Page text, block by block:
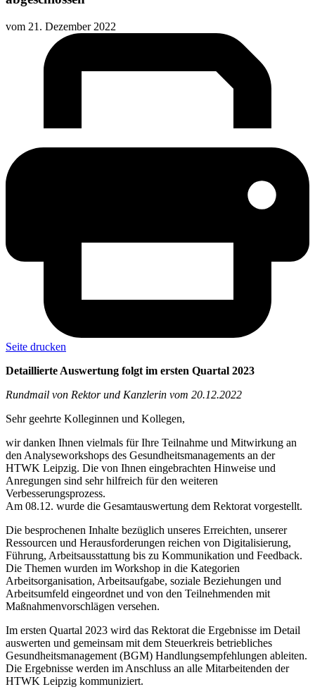
vom 21. Dezember 2022
Seite drucken
Detaillierte Auswertung folgt im ersten Quartal 2023
Rundmail von Rektor und Kanzlerin vom 20.12.2022
Sehr geehrte Kolleginnen und Kollegen,
wir danken Ihnen vielmals für Ihre Teilnahme und Mitwirkung an
den Analyseworkshops des Gesundheitsmanagements an der
HTWK Leipzig. Die von Ihnen eingebrachten Hinweise und
Anregungen sind sehr hilfreich für den weiteren
Verbesserungsprozess.
Am 08.12. wurde die Gesamtauswertung dem Rektorat vorgestellt.
Die besprochenen Inhalte bezüglich unseres Erreichten, unserer
Ressourcen und Herausforderungen reichen von Digitalisierung,
Führung, Arbeitsausstattung bis zu Kommunikation und Feedback.
Die Themen wurden im Workshop in die Kategorien
Arbeitsorganisation, Arbeitsaufgabe, soziale Beziehungen und
Arbeitsumfeld eingeordnet und von den Teilnehmenden mit
Maßnahmenvorschlägen versehen.
Im ersten Quartal 2023 wird das Rektorat die Ergebnisse im Detail
auswerten und gemeinsam mit dem Steuerkreis betriebliches
Gesundheitsmanagement (BGM) Handlungsempfehlungen ableiten.
Die Ergebnisse werden im Anschluss an alle Mitarbeitenden der
HTWK Leipzig kommuniziert.